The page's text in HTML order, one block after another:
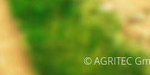
© AGRITEC